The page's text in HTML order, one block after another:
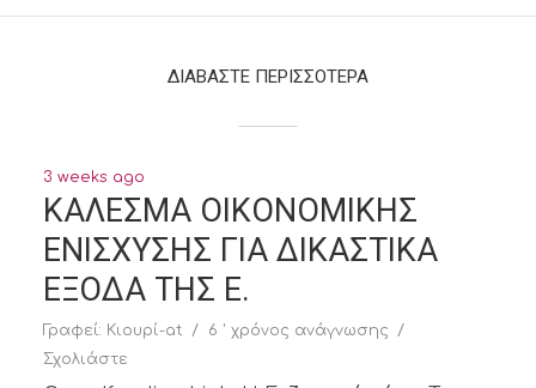
ΔΙΑΒΑΣΤΕ ΠΕΡΙΣΣΟΤΕΡΑ
3 weeks ago
ΚΑΛΕΣΜΑ ΟΙΚΟΝΟΜΙΚΗΣ
ΕΝΙΣΧΥΣΗΣ ΓΙΑ ΔΙΚΑΣΤΙΚΑ
ΕΞΟΔΑ ΤΗΣ Ε.
Γραφεί: Κιουρί-at
6 ' χρόνος ανάγνωσης
Σχολιάστε